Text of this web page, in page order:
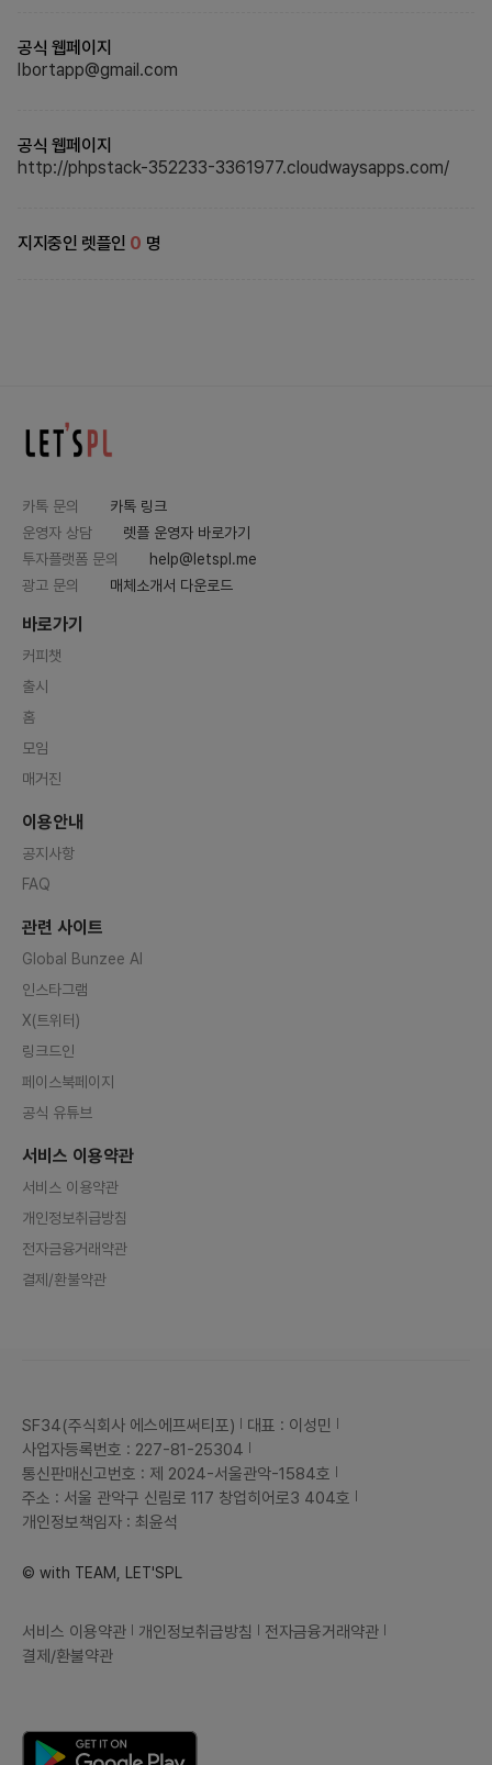
공식 웹페이지
lbortapp@gmail.com
공식 웹페이지
http://phpstack-352233-3361977.cloudwaysapps.com/
지지중인 렛플인 0 명
카톡 문의
카톡 링크
운영자 상담
렛플 운영자 바로가기
투자플랫폼 문의
help@letspl.me
광고 문의
매체소개서 다운로드
바로가기
커피챗
출시
홈
모임
매거진
이용안내
공지사항
FAQ
관련 사이트
Global Bunzee AI
인스타그램
X(트위터)
링크드인
페이스북페이지
공식 유튜브
서비스 이용약관
서비스 이용약관
개인정보취급방침
전자금융거래약관
결제/환불약관
SF34(주식회사 에스에프써티포)
대표 : 이성민
사업자등록번호 : 227-81-25304
통신판매신고번호 : 제 2024-서울관악-1584호
주소 : 서울 관악구 신림로 117 창업히어로3 404호
개인정보책임자 : 최윤석
© with TEAM, LET'SPL
서비스 이용약관 개인정보취급방침
전자금융거래약관
결제/환불약관